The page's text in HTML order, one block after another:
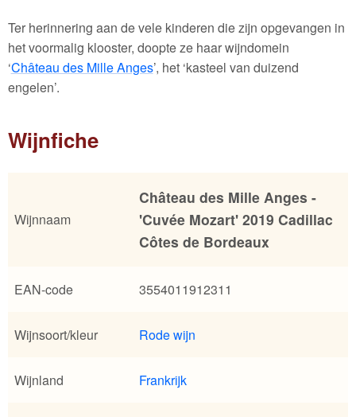
Ter herinnering aan de vele kinderen die zijn opgevangen in
het voormalig klooster, doopte ze haar wijndomein
‘Château des Mille Anges’, het ‘kasteel van duizend
engelen’.
Wijnfiche
Wijnnaam
Château des Mille Anges -
'Cuvée Mozart' 2019 Cadillac
Côtes de Bordeaux
EAN-code 3554011912311
Wijnsoort/kleur Rode wijn
Wijnland Frankrijk